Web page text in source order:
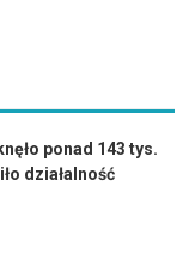
ponad 143 tys.
działalność